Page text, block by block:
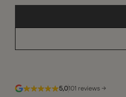
5,0101 reviews →